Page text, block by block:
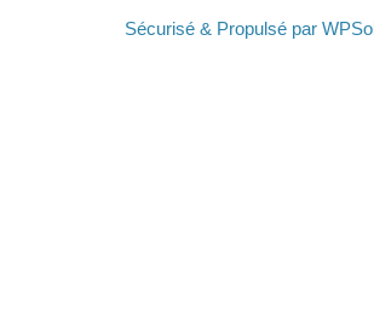
Sécurisé & Propulsé par